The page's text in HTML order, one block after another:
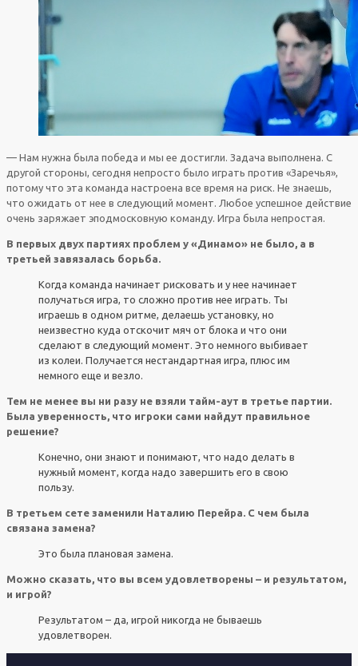
— Нам нужна была победа и мы ее достигли. Задача выполнена. С
другой стороны, сегодня непросто было играть против «Заречья»,
потому что эта команда настроена все время на риск. Не знаешь,
что ожидать от нее в следующий момент. Любое успешное действие
очень заряжает эподмосковную команду. Игра была непростая.
В первых двух партиях проблем у «Динамо» не было, а в
третьей завязалась борьба.
Когда команда начинает рисковать и у нее начинает
получаться игра, то сложно против нее играть. Ты
играешь в одном ритме, делаешь установку, но
неизвестно куда отскочит мяч от блока и что они
сделают в следующий момент. Это немного выбивает
из колеи. Получается нестандартная игра, плюс им
немного еще и везло.
Тем не менее вы ни разу не взяли тайм-аут в третье партии.
Была уверенность, что игроки сами найдут правильное
решение?
Конечно, они знают и понимают, что надо делать в
нужный момент, когда надо завершить его в свою
пользу.
В третьем сете заменили Наталию Перейра. С чем была
связана замена?
Это была плановая замена.
Можно сказать, что вы всем удовлетворены – и результатом,
и игрой?
Результатом – да, игрой никогда не бываешь
удовлетворен.